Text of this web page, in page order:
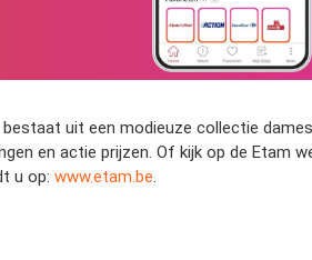
uit een modieuze collectie
en actie prijzen. Of kijk op de Etam
u op: www.etam.be.